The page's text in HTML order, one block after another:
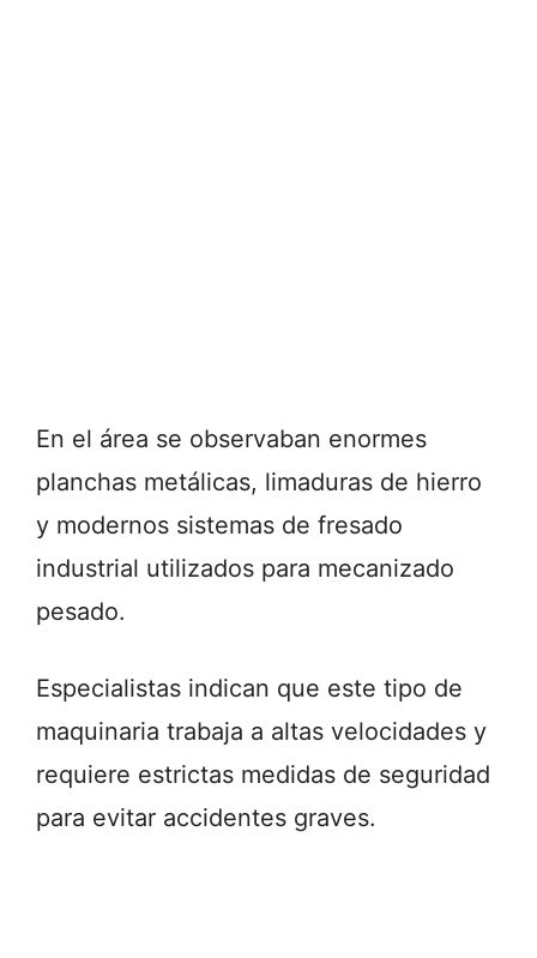
En el área se observaban enormes
planchas metálicas, limaduras de hierro
y modernos sistemas de fresado
industrial utilizados para mecanizado
pesado.
Especialistas indican que este tipo de
maquinaria trabaja a altas velocidades y
requiere estrictas medidas de seguridad
para evitar accidentes graves.